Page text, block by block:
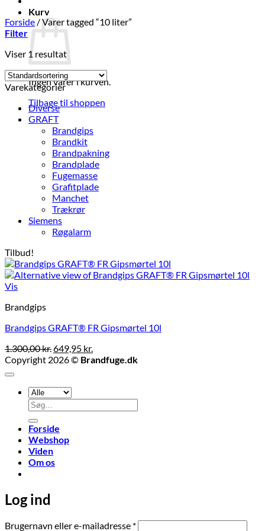
Kurv
Ingen varer i kurven.
Tilbage til shoppen
Forside /Varer tagged “10 liter”
Filter
Viser 1 resultat
Varekategorier
Diverse
GRAFT
Brandgips
Brandkit
Brandpakning
Brandplade
Fugemasse
Grafitplade
Manchet
Trækrør
Siemens
Røgalarm
Tilbud!
Vis
Brandgips
Brandgips GRAFT® FR Gipsmørtel 10l
1.300,00kr.Den
oprindelige
1.300,00 kr..
649,95 kr.
aktuelle
Copyright 2026 © Brandfuge.dk
Søg
efter:
Forside
Webshop
Viden
Om os
Log ind
Brugernavn eller e-mailadresse *Påkrævet